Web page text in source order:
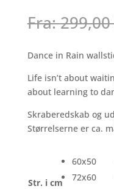
Fra:299,00
Dance in Rain
Life isn’t about
about learning to
Skraberedskab og
Størrelserne er ca.
Str. i cm
60x50
72x60